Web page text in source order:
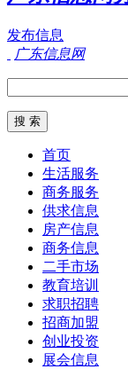
发布信息
广东信息网
首页
生活服务
商务服务
供求信息
房产信息
商务信息
二手市场
教育培训
求职招聘
招商加盟
创业投资
展会信息